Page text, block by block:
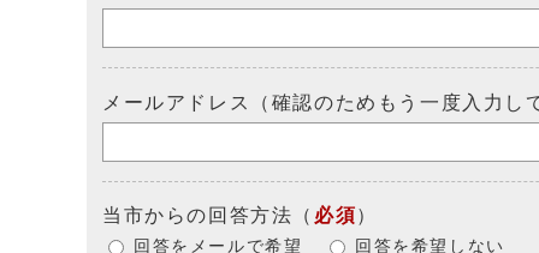
メールアドレス（確認のためもう一度入力し
当市からの回答方法 （ 必須）
回答をメールで希望 回答を希望しない